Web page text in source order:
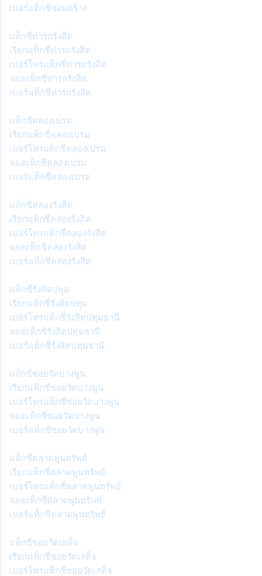
เบอร์แท็กซี่ซ่อมสร้าง
แท็กซี่ท่ารถรังสิต
เรียกแท็กซี่ท่ารถรังสิต
เบอร์โทรแท็กซี่ท่ารถรังสิต
จองแท็กซี่ท่ารถรังสิต
เบอร์แท็กซี่ท่ารถรังสิต
แท็กซี่คลองเปรม
เรียกแท็กซี่คลองเปรม
เบอร์โทรแท็กซี่คลองเปรม
จองแท็กซี่คลองเปรม
เบอร์แท็กซี่คลองเปรม
แท็กซี่คลองรังสิต
เรียกแท็กซี่คลองรังสิต
เบอร์โทรแท็กซี่คลองรังสิต
จองแท็กซี่คลองรังสิต
เบอร์แท็กซี่คลองรังสิต
แท็กซี่รังสิตปทุม
เรียกแท็กซี่รังสิตปทุม
เบอร์โทรแท็กซี่รังสิตปทุมธานี
จองแท็กซี่รังสิตปทุมธานี
เบอร์แท็กซี่รังสิตปทุมธานี
แท็กซี่ซอยวัดบางพูน
เรียกแท็กซี่ซอยวัดบางพูน
เบอร์โทรแท็กซี่ซอยวัดบางพูน
จองแท็กซี่ซอยวัดบางพูน
เบอร์แท็กซี่ซอยวัดบางพูน
แท็กซี่ตลาดพูนทรัพย์
เรียกแท็กซี่ตลาดพูนทรัพย์
เบอร์โทรแท็กซี่ตลาดพูนทรัพย์
จองแท็กซี่ตลาดพูนทรัพย์
เบอร์แท็กซี่ตลาดพูนทรัพย์
แท็กซี่ซอยวัดเสด็จ
เรียกแท็กซี่ซอยวัดเสด็จ
เบอร์โทรแท็กซี่ซอยวัดเสด็จ